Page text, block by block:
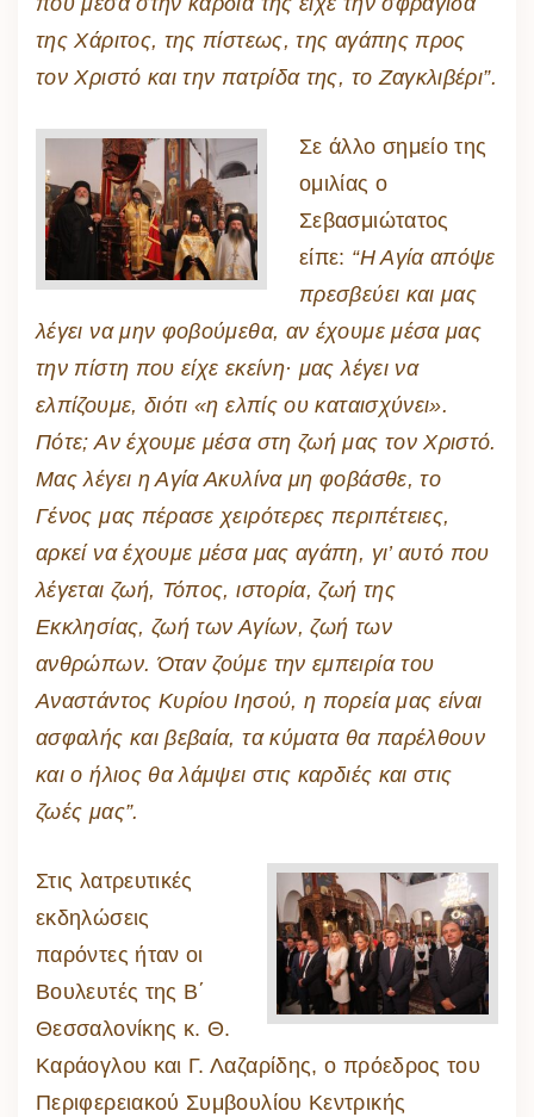
της Χάριτος, της πίστεως, της αγάπης προς
τον Χριστό και την πατρίδα της, το Ζαγκλιβέρι”.
Σε άλλο σημείο της
ομιλίας ο
Σεβασμιώτατος
είπε: “Η Αγία απόψε
πρεσβεύει και μας
λέγει να μην φοβούμεθα, αν έχουμε μέσα μας
την πίστη που είχε εκείνη· μας λέγει να
ελπίζουμε, διότι «η ελπίς ου καταισχύνει».
Πότε; Αν έχουμε μέσα στη ζωή μας τον Χριστό.
Μας λέγει η Αγία Ακυλίνα μη φοβάσθε, το
Γένος μας πέρασε χειρότερες περιπέτειες,
αρκεί να έχουμε μέσα μας αγάπη, γι’ αυτό που
λέγεται ζωή, Τόπος, ιστορία, ζωή της
Εκκλησίας, ζωή των Αγίων, ζωή των
ανθρώπων. Όταν ζούμε την εμπειρία του
Αναστάντος Κυρίου Ιησού, η πορεία μας είναι
ασφαλής και βεβαία, τα κύματα θα παρέλθουν
και ο ήλιος θα λάμψει στις καρδιές και στις
ζωές μας”.
Στις λατρευτικές
εκδηλώσεις
παρόντες ήταν οι
Βουλευτές της Β΄
Θεσσαλονίκης κ. Θ.
Καράογλου και Γ. Λαζαρίδης, ο πρόεδρος του
Περιφερειακού Συμβουλίου Κεντρικής